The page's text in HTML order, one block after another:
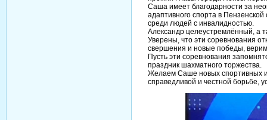
Саша имеет благодарности за
адаптивного спорта в
среди людей с инвалидностью.
Александр целеустремлённый, а
Уверены, что эти соревнования
свершения и новые победы,
Пусть эти соревнования
праздник шахматного торжества.
Желаем Саше новых спортивных и
справедливой и честной борьбе,